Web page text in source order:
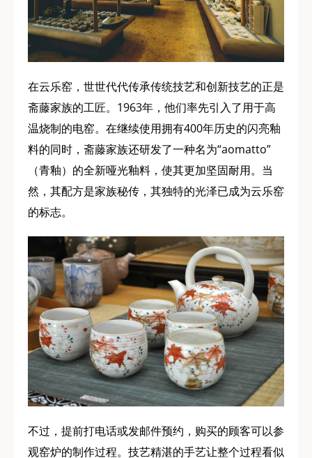
在云乐窑，世世代代传承传统技艺和创新技艺的正是
斋藤家族的工匠。1963年，他们率先引入了用于高
温烧制的电窑。在继续使用拥有400年历史的闪亮釉
料的同时，斋藤家族还研发了一种名为“aomatto”
（青釉）的全新哑光釉料，使其更加坚固耐用。当
然，其配方是家族秘传，其独特的光泽已成为云乐窑
的标志。
不过，提前打电话或发邮件预约，购买的顾客可以参
观窑炉的制作过程。技艺精湛的手艺让整个过程看似